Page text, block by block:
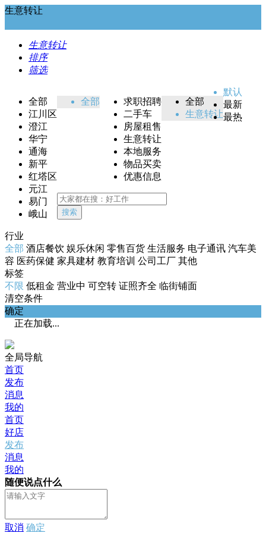
生意转让
生意转让
排序
筛选
全部
江川区
澄江
华宁
通海
新平
红塔区
元江
易门
峨山
全部
求职招聘
二手车
房屋租售
生意转让
本地服务
物品买卖
优惠信息
全部
生意转让
默认
最新
最热
行业
全部 酒店餐饮 娱乐休闲 零售百货 生活服务 电子通讯 汽车美
容 医药保健 家具建材 教育培训 公司工厂 其他
标签
不限 低租金 营业中 可空转 证照齐全 临街铺面
清空条件
确定
搜索
正在加载...
全局导航
首页
发布
消息
我的
首页
好店
发布
消息
我的
随便说点什么
取消 确定